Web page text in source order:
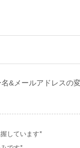
&メールアドレスの
しています*